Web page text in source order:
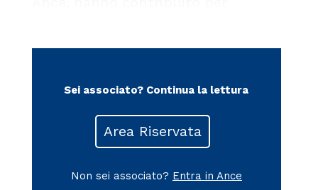
Sei associato? Continua la lettura
Area Riservata
Non sei associato? Entra in Ance